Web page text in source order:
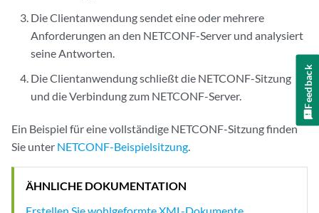
Die Clientanwendung sendet eine oder mehrere
Anforderungen an den NETCONF-Server und analysiert
seine Antworten.
Die Clientanwendung schließt die NETCONF-Sitzung
und die Verbindung zum NETCONF-Server.
Ein Beispiel für eine vollständige NETCONF-Sitzung finden
Sie unter NETCONF-Beispielsitzung.
ÄHNLICHE DOKUMENTATION
Feedback